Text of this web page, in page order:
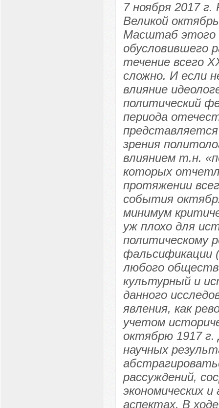
7 ноября 2017
Великой
Масштаб этого
обусловившего
течение всего
сложно. И если
влияние
политический
периода
зрения
влиянием т.н.
которых
протяжении
события
минимум
уж плохо для
политическому
фальсификации
любого
культурный и
данного
явления, как
учетом
октябрю 1917 г.
научных
рассуждений,
экономических
аспектах. В